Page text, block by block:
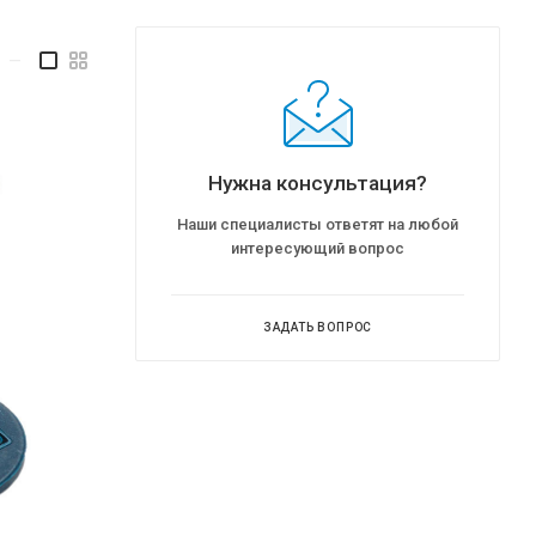
Нужна консультация?
Наши специалисты ответят на любой
интересующий вопрос
ЗАДАТЬ ВОПРОС